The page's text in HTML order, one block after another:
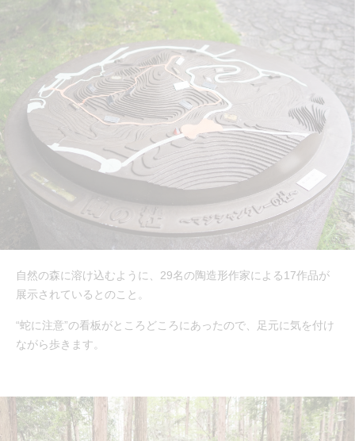
自然の森に溶け込むように、29名の陶造形作家による17作品が
展示されているとのこと。
“蛇に注意”の看板がところどころにあったので、足元に気を付け
ながら歩きます。